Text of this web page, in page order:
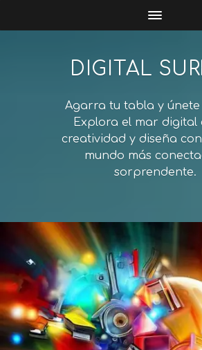
DIGITAL
Agarra tu tabla y únete
Explora el mar digital
creatividad y diseña
mundo más
sorprendente.